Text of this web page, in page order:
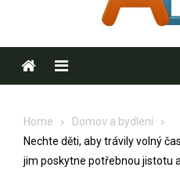
Menu
Home
Domov a bydlení
Nechte děti, aby trávily volný
jim poskytne potřebnou jistotu